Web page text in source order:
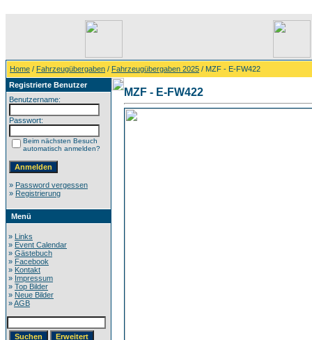
Home / Fahrzeugübergaben / Fahrzeugübergaben 2025 / MZF - E-FW422
Registrierte Benutzer
Benutzername:
Passwort:
Beim nächsten Besuch
automatisch anmelden?
» Password vergessen
» Registrierung
Menü
» Links
» Event Calendar
» Gästebuch
» Facebook
» Kontakt
» Impressum
» Top Bilder
» Neue Bilder
»AGB
MZF - E-FW422